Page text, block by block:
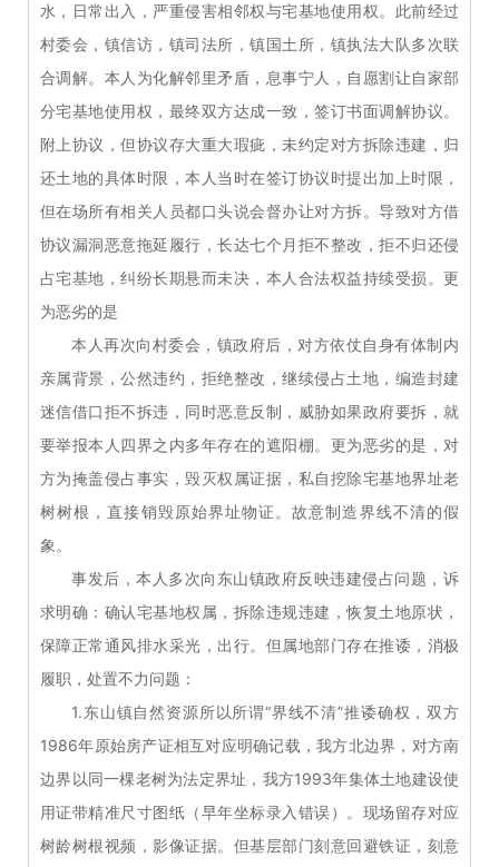
水，日常出入，严重侵害相邻权与宅基地使用权。此前经过
村委会，镇信访，镇司法所，镇国土所，镇执法大队多次联
合调解。本人为化解邻里矛盾，息事宁人，自愿割让自家部
分宅基地使用权，最终双方达成一致，签订书面调解协议。
附上协议，但协议存大重大瑕疵，未约定对方拆除违建，归
还土地的具体时限，本人当时在签订协议时提出加上时限，
但在场所有相关人员都口头说会督办让对方拆。导致对方借
协议漏洞恶意拖延履行，长达七个月拒不整改，拒不归还侵
占宅基地，纠纷长期悬而未决，本人合法权益持续受损。更
为恶劣的是
本人再次向村委会，镇政府后，对方依仗自身有体制内
亲属背景，公然违约，拒绝整改，继续侵占土地，编造封建
迷信借口拒不拆违，同时恶意反制，威胁如果政府要拆，就
要举报本人四界之内多年存在的遮阳棚。更为恶劣的是，对
方为掩盖侵占事实，毁灭权属证据，私自挖除宅基地界址老
树树根，直接销毁原始界址物证。故意制造界线不清的假
象。
事发后，本人多次向东山镇政府反映违建侵占问题，诉
求明确：确认宅基地权属，拆除违规违建，恢复土地原状，
保障正常通风排水采光，出行。但属地部门存在推诿，消极
履职，处置不力问题：
1.东山镇自然资源所以所谓“界线不清”推诿确权，双方
1986年原始房产证相互对应明确记载，我方北边界，对方南
边界以同一棵老树为法定界址，我方1993年集体土地建设使
用证带精准尺寸图纸（早年坐标录入错误）。现场留存对应
树龄树根视频，影像证据。但基层部门刻意回避铁证，刻意